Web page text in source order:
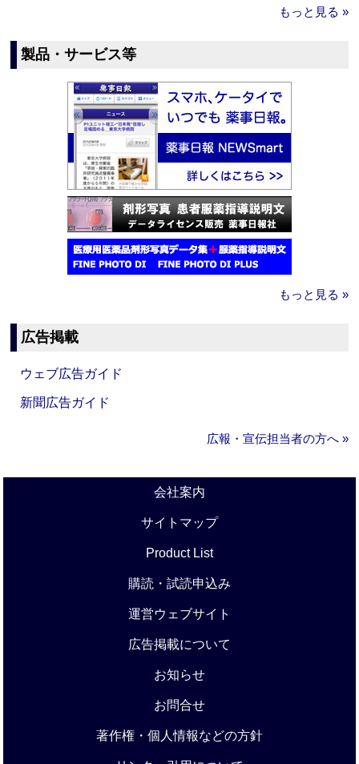
もっと見る »
製品・サービス等
もっと見る »
広告掲載
ウェブ広告ガイド
新聞広告ガイド
広報・宣伝担当者の方へ »
会社案内
サイトマップ
Product List
購読・試読申込み
運営ウェブサイト
広告掲載について
お知らせ
お問合せ
著作権・個人情報などの方針